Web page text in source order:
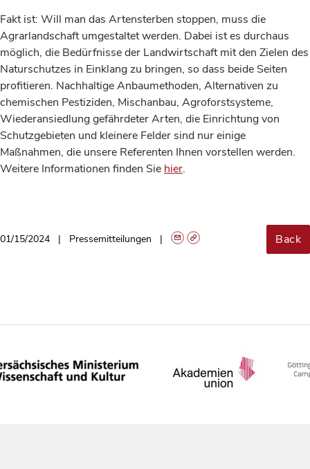
Fakt ist: Will man das Artensterben stoppen, muss die
Agrarlandschaft umgestaltet werden. Dabei ist es durchaus
möglich, die Bedürfnisse der Landwirtschaft mit den Zielen des
Naturschutzes in Einklang zu bringen, so dass beide Seiten
profitieren. Nachhaltige Anbaumethoden, Alternativen zu
chemischen Pestiziden, Mischanbau, Agroforstsysteme,
Wiederansiedlung gefährdeter Arten, die Einrichtung von
Schutzgebieten und kleinere Felder sind nur einige
Maßnahmen, die unsere Referenten Ihnen vorstellen werden.
Weitere Informationen finden Sie hier.
01/15/2024 Pressemitteilungen Back